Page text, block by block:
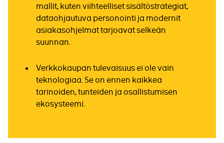
mallit, kuten viihteelliset sisältöstrategiat,
dataohjautuva personointi ja modernit
asiakasohjelmat tarjoavat selkeän
suunnan.
Verkkokaupan tulevaisuus ei ole vain
teknologiaa. Se on ennen kaikkea
tarinoiden, tunteiden ja osallistumisen
ekosysteemi.